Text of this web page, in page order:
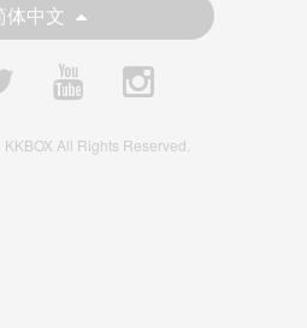
体中文
All Rights Reserved.